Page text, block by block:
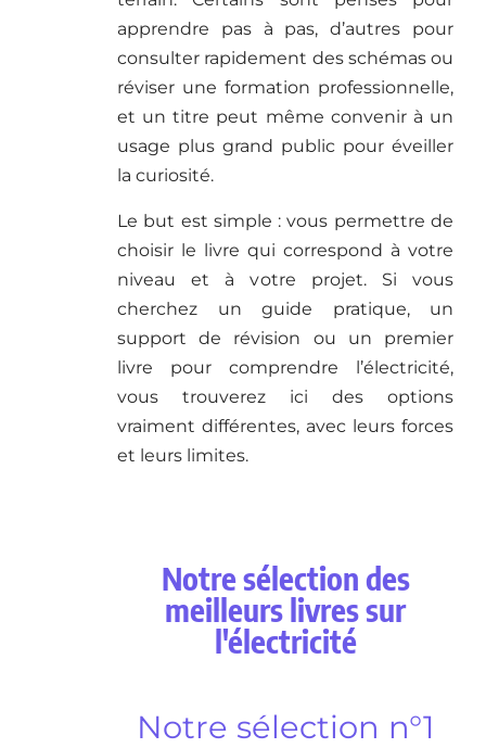
apprendre pas à pas, d’autres pour
consulter rapidement des schémas ou
réviser une formation professionnelle,
et un titre peut même convenir à un
usage plus grand public pour éveiller
la curiosité.
Le but est simple : vous permettre de
choisir le livre qui correspond à votre
niveau et à votre projet. Si vous
cherchez un guide pratique, un
support de révision ou un premier
livre pour comprendre l’électricité,
vous trouverez ici des options
vraiment différentes, avec leurs forces
et leurs limites.
Notre sélection des
meilleurs livres sur
l'électricité
Notre sélection n°1